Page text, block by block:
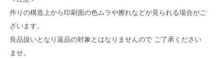
作りの構造上から印刷面の色ムラや擦れなどが見られる場合がご
ざいます。
良品扱いとなり返品の対象とはなりませんので ご了承ください
ませ。